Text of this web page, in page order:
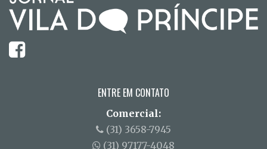
ENTRE EM CONTATO
Comercial:
(31) 3658-7945
(31) 97177-4048